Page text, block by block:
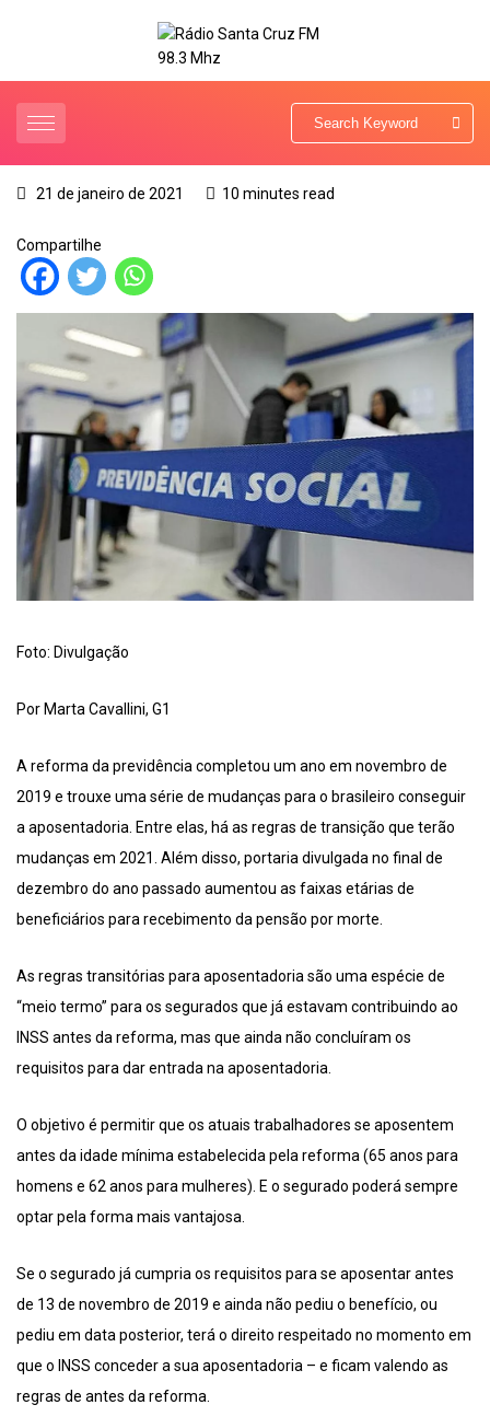
21 de janeiro de 2021 10 minutes read
Compartilhe
Foto: Divulgação
Por Marta Cavallini, G1
A reforma da previdência completou um ano em novembro de
2019 e trouxe uma série de mudanças para o brasileiro conseguir
a aposentadoria. Entre elas, há as regras de transição que terão
mudanças em 2021. Além disso, portaria divulgada no final de
dezembro do ano passado aumentou as faixas etárias de
beneficiários para recebimento da pensão por morte.
As regras transitórias para aposentadoria são uma espécie de
“meio termo” para os segurados que já estavam contribuindo ao
INSS antes da reforma, mas que ainda não concluíram os
requisitos para dar entrada na aposentadoria.
O objetivo é permitir que os atuais trabalhadores se aposentem
antes da idade mínima estabelecida pela reforma (65 anos para
homens e 62 anos para mulheres). E o segurado poderá sempre
optar pela forma mais vantajosa.
Se o segurado já cumpria os requisitos para se aposentar antes
de 13 de novembro de 2019 e ainda não pediu o benefício, ou
pediu em data posterior, terá o direito respeitado no momento em
que o INSS conceder a sua aposentadoria – e ficam valendo as
regras de antes da reforma.